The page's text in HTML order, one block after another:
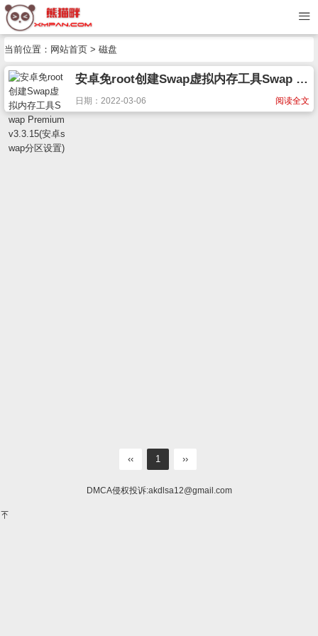
当前位置： 网站首页 > 磁盘
安卓免root创建Swap虚拟内存工具Swap Premium v3.3.15(安卓swap分区设置)
阅读全文
日期：2022-03-06
‹‹ 1 ››
DMCA侵权投诉:akdlsa12@gmail.com